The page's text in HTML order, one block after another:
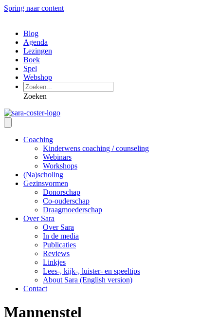
Spring naar content
Blog
Agenda
Lezingen
Boek
Spel
Webshop
Zoeken
Coaching
Kinderwens coaching / counseling
Webinars
Workshops
(Na)scholing
Gezinsvormen
Donorschap
Co-ouderschap
Draagmoederschap
Over Sara
Over Sara
In de media
Publicaties
Reviews
Linkjes
Lees-, kijk-, luister- en speeltips
About Sara (English version)
Contact
Mannenstel